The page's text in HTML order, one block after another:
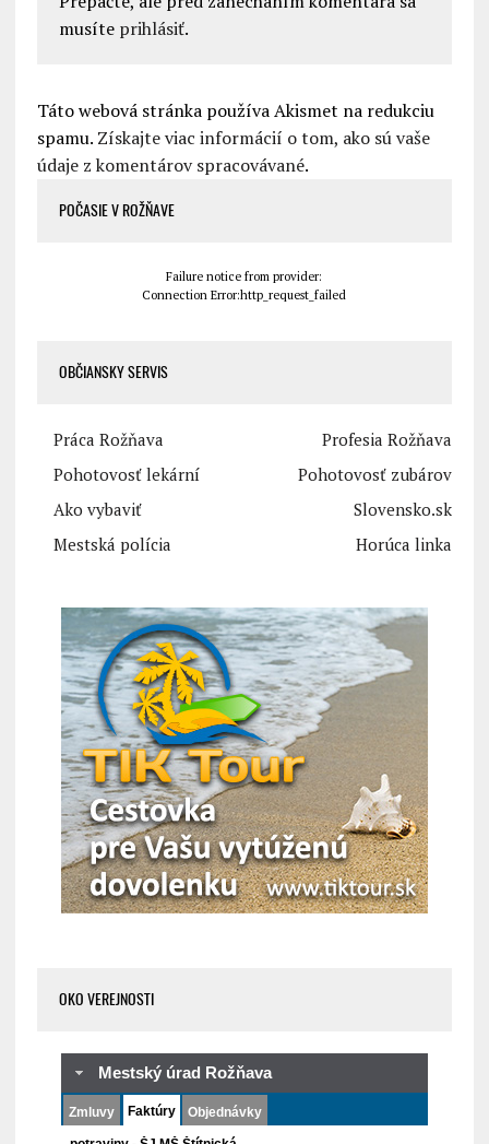
musíte prihlásiť.
Táto webová stránka používa Akismet na redukciu
spamu. Získajte viac informácií o tom, ako sú vaše
údaje z komentárov spracovávané.
POČASIE V ROŽŇAVE
Failure notice from provider:
Connection Error:http_request_failed
OBČIANSKY SERVIS
Práca Rožňava
Profesia Rožňava
Pohotovosť lekární
Pohotovosť zubárov
Ako vybaviť
Slovensko.sk
Mestská polícia
Horúca linka
OKO VEREJNOSTI